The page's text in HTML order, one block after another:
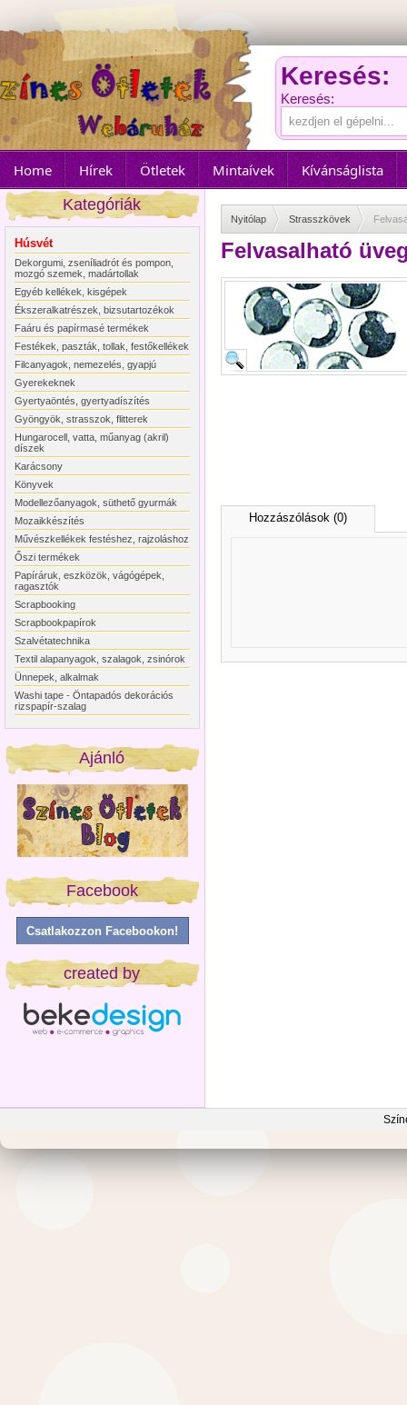
Keresés:
Keresés:
Home Hírek Ötletek Mintaívek
Kívánságlista
Kategóriák
Húsvét
Dekorgumi, zseníliadrót és pompon,
mozgó szemek, madártollak
Egyéb kellékek, kisgépek
Ékszeralkatrészek, bizsutartozékok
Faáru és papírmasé termékek
Festékek, paszták, tollak, festőkellékek
Filcanyagok, nemezelés, gyapjú
Gyerekeknek
Gyertyaöntés, gyertyadíszítés
Gyöngyök, strasszok, flitterek
Hungarocell, vatta, műanyag (akril)
díszek
Karácsony
Könyvek
Modellezőanyagok, süthető gyurmák
Mozaikkészítés
Művészkellékek festéshez, rajzoláshoz
Őszi termékek
Papíráruk, eszközök, vágógépek,
ragasztók
Scrapbooking
Scrapbookpapírok
Szalvétatechnika
Textil alapanyagok, szalagok, zsinórok
Ünnepek, alkalmak
Washi tape - Öntapadós dekorációs
rizspapír-szalag
Ajánló
Facebook
Csatlakozzon Facebookon!
created by
Nyitólap Strasszkövek
Felvasalható
Hozzászólások (0)